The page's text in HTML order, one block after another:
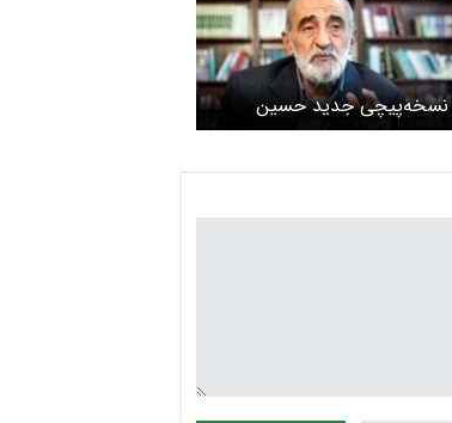
نسخه‌پیچی جدید حسین
شریعتمداری: می‌توانیم